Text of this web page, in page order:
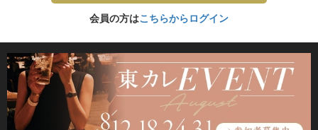
会員の方はこちらからログイン